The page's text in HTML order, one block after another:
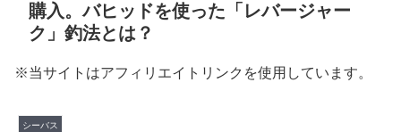
購入。バヒッドを使った「レバージャー
ク」釣法とは？
※当サイトはアフィリエイトリンクを使用しています。
シーバス